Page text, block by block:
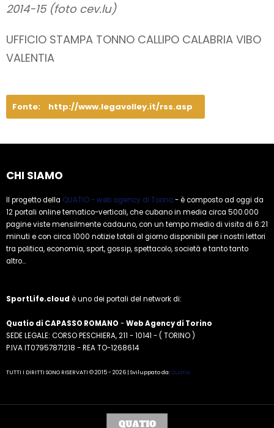
2014-15 (foto cev.lu)
UFFICIO STAMPA TONNO CALLIPO CALABRIA VIBO
VALENTIA
Fonte: http://www.legavolley.it/rss.asp
CHI SIAMO
Il progetto della QUATIO - web agency di Torino- è composto ad oggi da
12 portali online tematico-verticali, che cubano in media circa 500.000
pagine viste mensilmente cadauno, con un tempo medio di visita di 6:21
minuti e con circa 1000 notizie totali al giorno disponibili per i nostri lettori
tra politica, economia, sport, gossip, spettacolo, società e tanto tanto
altro...
SportLife.cloud è uno dei portali del network di:
Quatio di CAPASSO ROMANO -Web Agency di Torino
SEDE LEGALE: CORSO PESCHIERA, 211 - 10141 - ( TORINO )
P.IVA IT07957871218 - REA TO-1268614
TUTTI I DIRITTI SONO RISERVATI © 2015 - 2026 | Sviluppato da:Quatio